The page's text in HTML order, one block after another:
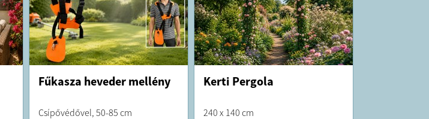
Fűkasza heveder mellény
Csípővédővel, 50-85 cm
Kerti Pergola
240 x 140 cm